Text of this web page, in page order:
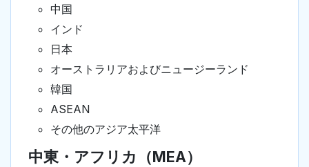
中国
インド
日本
オーストラリアおよびニュージーランド
韓国
ASEAN
その他のアジア太平洋
中東・アフリカ（MEA）